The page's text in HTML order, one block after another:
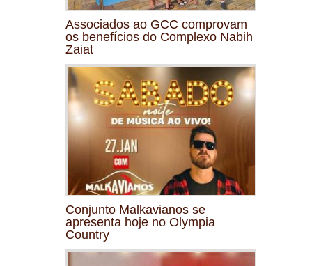
Associados ao GCC comprovam
os benefícios do Complexo Nabih
Zaiat
Conjunto Malkavianos se
apresenta hoje no Olympia
Country